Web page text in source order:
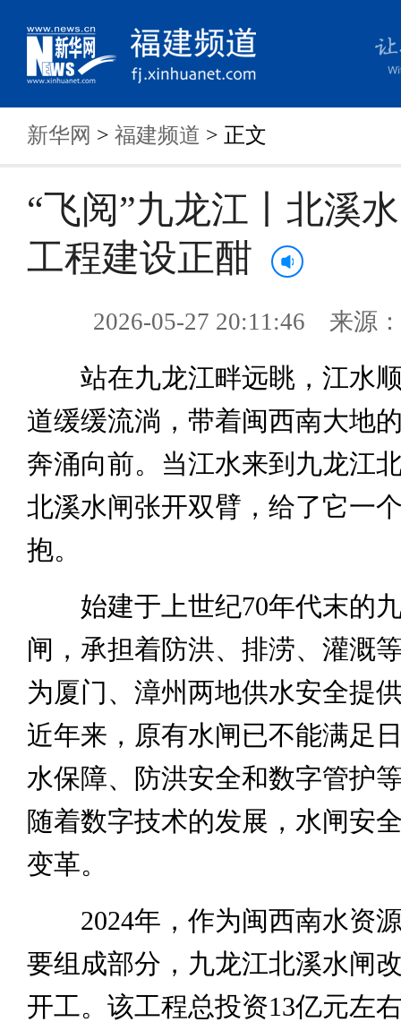
新华网 > 福建频道 > 正文
“飞阅”九龙江丨北溪
工程建设正酣
2026-05-27 20:11:46 来源
站在九龙江畔远眺，江水顺
道缓缓流淌，带着闽西南大地
奔涌向前。当江水来到九龙江
北溪水闸张开双臂，给了它一
抱。
始建于上世纪70年代末的九
闸，承担着防洪、排涝、灌溉
为厦门、漳州两地供水安全提
近年来，原有水闸已不能满足
水保障、防洪安全和数字管护
随着数字技术的发展，水闸安
变革。
2024年，作为闽西南水资
要组成部分，九龙江北溪水闸
开工。该工程总投资13亿元左